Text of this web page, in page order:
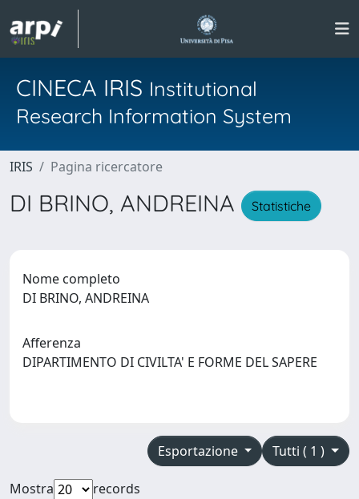
CINECA IRIS Institutional
Research Information System
IRIS Pagina ricercatore
DI BRINO, ANDREINA Statistiche
Nome completo
DI BRINO, ANDREINA
Afferenza
DIPARTIMENTO DI CIVILTA' E FORME DEL SAPERE
Tutti ( 1 )
Esportazione
Mostra
records